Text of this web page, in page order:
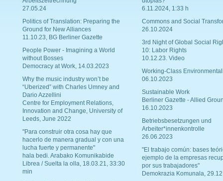
27.05.24
Politics of Translation: Preparing the
Ground for New Alliances
11.10.23, BG Berliner Gazette
People Power - Imagining a World
without Bosses
Democracy at Work, 14.03.2023
Why the music industry won’t be
“Uberized” with Charles Umney and
Dario Azzellini
Centre for Employment Relations,
Innovation and Change, University of
Leeds, June 2022
"Para construir otra cosa hay que
hacerlo de manera gradual y con una
lucha fuerte y permanente"
hala bedi. Arabako Komunikabide
Librea / Suelta la olla, 18.03.21, 33:30
min
6.11.2024, 1:33 h
Commons and Social
26.10.2024
3rd Night of Global Social
10: Labor Rights
10.12.23. Video
Working-Class
06.10.2023
Sustainable Work
Berliner Gazette - Allied
16.10.2023
Betriebsbesetzungen und
Arbeiter*innenkontrolle
26.06.2023
"El trabajo común: bases
ejemplo de la empresas
por sus trabajadores"
Demokrazia Komunala,